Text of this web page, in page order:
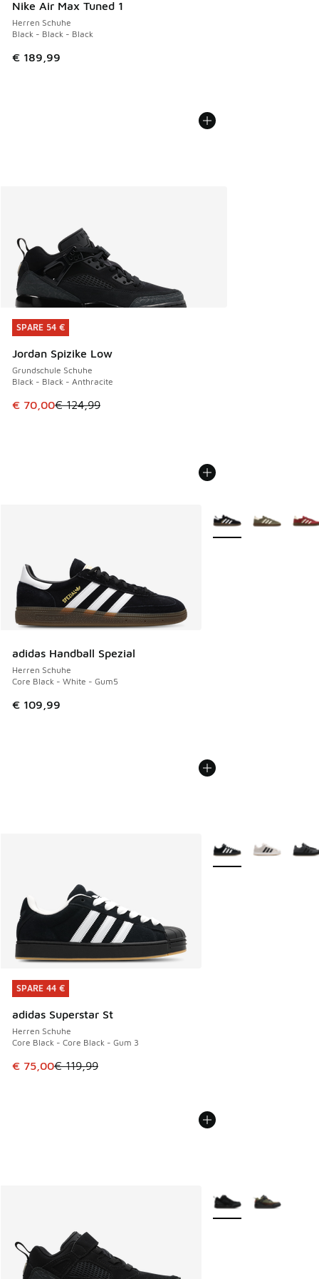
Nike Air Max Tuned 1
Herren Schuhe
Black - Black - Black
€ 189,99
SPARE 54 €
Jordan Spizike Low
Grundschule Schuhe
Black - Black - Anthracite
Dieser Artikel ist im Sale. Der Preis ist von € 124,99 auf €
€ 70,00€ 124,99
SPARE 54 €
adidas Handball Spezial
Herren Schuhe
Core Black - White - Gum5
€ 109,99
Weitere Farben
SPARE 44 €
adidas Superstar St
Herren Schuhe
Core Black - Core Black - Gum 3
Dieser Artikel ist im Sale. Der Preis ist von € 119,99 auf €
€ 75,00€ 119,99
SPARE 44 €
Weitere Farben
Weitere Farben